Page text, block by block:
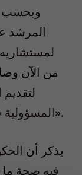
وبحسب
المرشد
من الآن
المسؤولية «لربما يمكنهم إدارة البلاد أحسن منه».
يذكر أن
فيه صحة ما